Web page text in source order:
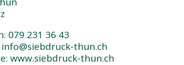
079 231 36 43
info@siebdruck-thun.ch
www.siebdruck-thun.ch